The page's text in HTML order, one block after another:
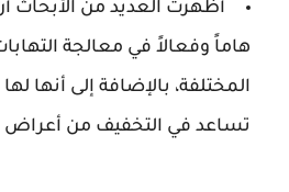
أظهرت العديد من الأبحاث
هاماً وفعالاً في معالجة
المختلفة، بالإضافة إلى أنها
تساعد في التخفيف من أعراض